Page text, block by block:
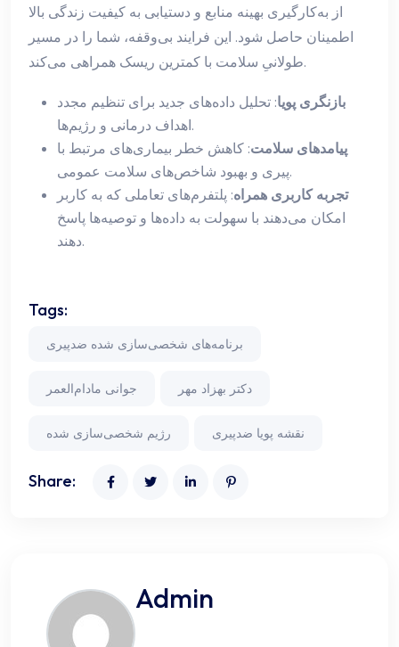
از به‌کارگیری بهینه منابع و دستیابی به کیفیت زندگی بالا
اطمینان حاصل شود. این فرایند بی‌وقفه، شما را در مسیر
طولانیِ سلامت با کمترین ریسک همراهی می‌کند.
بازنگری پویا: تحلیل داده‌های جدید برای تنظیم مجدد
اهداف درمانی و رژیم‌ها.
پیامدهای سلامت: کاهش خطر بیماری‌های مرتبط با
پیری و بهبود شاخص‌های سلامت عمومی.
تجربه کاربری همراه: پلتفرم‌های تعاملی که به کاربر
امکان می‌دهند با سهولت به داده‌ها و توصیه‌ها پاسخ
دهند.
Tags:
برنامه‌های شخصی‌سازی شده ضدپیری
جوانی مادام‌العمر دکتر بهزاد مهر
رژیم شخصی‌سازی شده نقشه پویا ضدپیری
Share:
Admin